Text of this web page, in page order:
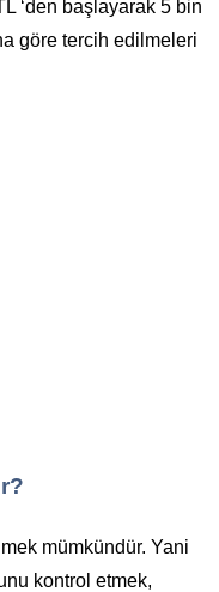
‘den başlayarak 5 bin
göre tercih edilmeleri
mümkündür. Yani
kontrol etmek,